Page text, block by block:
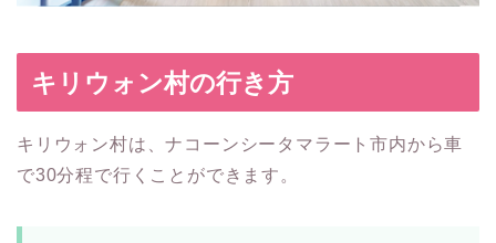
キリウォン村の行き方
キリウォン村は、ナコーンシータマラート市内から車
で30分程で行くことができます。